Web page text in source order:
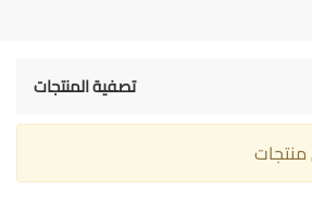
تصفية المنتجات
منتجات